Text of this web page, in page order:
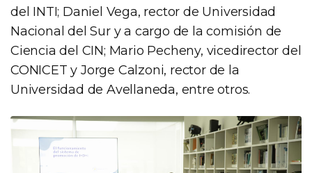
del INTI; Daniel Vega, rector de Universidad
Nacional del Sur y a cargo de la comisión de
Ciencia del CIN; Mario Pecheny, vicedirector del
CONICET y Jorge Calzoni, rector de la
Universidad de Avellaneda, entre otros.